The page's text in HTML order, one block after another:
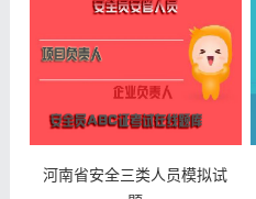
河南省安全三类人员模拟试